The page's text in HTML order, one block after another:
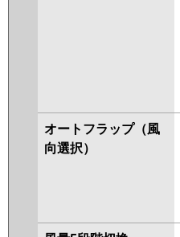
オートフラップ（風
向選択）